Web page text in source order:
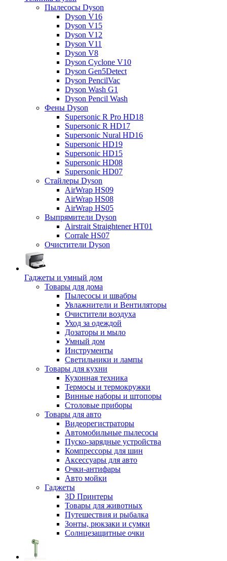
Пылесосы Dyson
Dyson V16
Dyson V15
Dyson V12
Dyson V11
Dyson V8
Dyson Cyclone V10
Dyson Gen5Detect
Dyson PencilVac
Dyson Wash G1
Dyson Pencil Wash
Фены Dyson
Supersonic R Pro HD18
Supersonic R HD17
Supersonic Nural HD16
Supersonic HD19
Supersonic HD15
Supersonic HD08
Supersonic HD07
Стайлеры Dyson
AirWrap HS09
AirWrap HS08
AirWrap HS05
Выпрямители Dyson
Airstrait Straightener HT01
Corrale HS07
Очистители Dyson
Гаджеты и умный дом
Товары для дома
Пылесосы и швабры
Увлажнители и Вентиляторы
Очистители воздуха
Уход за одеждой
Дозаторы и мыло
Умный дом
Инструменты
Светильники и лампы
Товары для кухни
Кухонная техника
Термосы и термокружки
Винные наборы и штопоры
Столовые приборы
Товары для авто
Видеорегистраторы
Автомобильные пылесосы
Пуско-зарядные устройства
Компрессоры для шин
Аксессуары для авто
Очки-антифары
Авто мойки
Гаджеты
3D Принтеры
Товары для животных
Путешествия и рыбалка
Зонты, рюкзаки и сумки
Солнцезащитные очки